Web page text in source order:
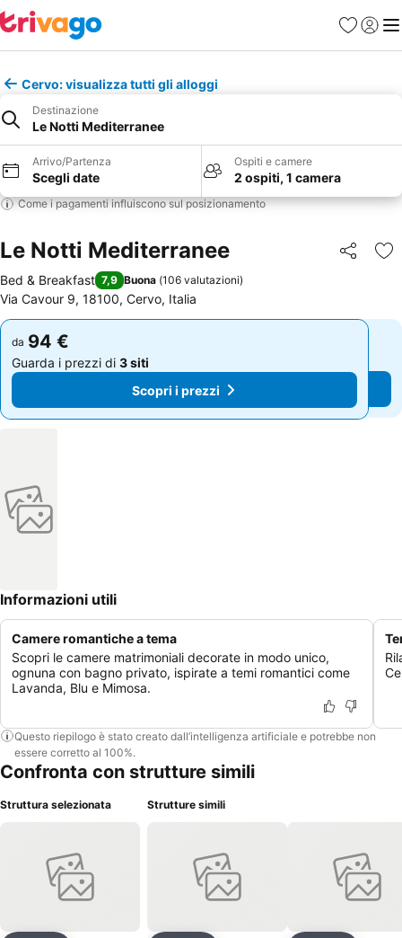
PreferitiAccedi
Cervo: visualizza tutti gli alloggi
Destinazione
Le Notti Mediterranee
Arrivo/Partenza
Scegli date
Ospiti e camere
2 ospiti, 1 camera
Come i pagamenti influiscono sul posizionamento
Le Notti Mediterranee Condividi
Bed & Breakfast 7,9 Buona (106 valutazioni)
Via Cavour 9, 18100, Cervo, Italia
da 94 €
Guarda i prezzi di 3 siti
Scopri i prezzi
da 94 €
Guarda i prezzi di 3 siti
Scopri i prezzi
Informazioni utili
Camere romantiche a tema
Scopri le camere matrimoniali decorate in modo unico,
ognuna con bagno privato, ispirate a temi romantici come
Lavanda, Blu e Mimosa.
Questo riepilogo è stato creato dall’intelligenza artificiale e potrebbe non
essere corretto al 100%.
Confronta con strutture simili
Struttura selezionata Strutture simili